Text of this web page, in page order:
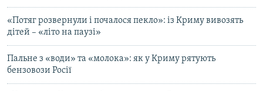
«Потяг розвернули і почалося пекло»: із Криму вивозять
дітей – «літо на паузі»
Пальне з «води» та «молока»: як у Криму рятують
бензовози Росії